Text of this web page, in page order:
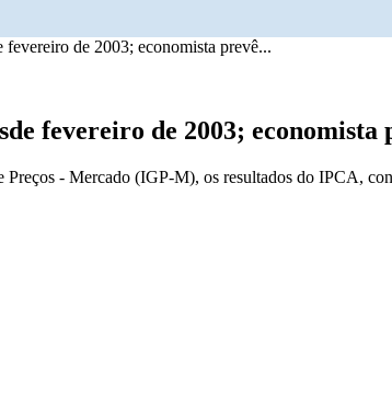
de 2003; economista prevê...
fevereiro de 2003; economista
- Mercado (IGP-M), os resultados do IPCA,